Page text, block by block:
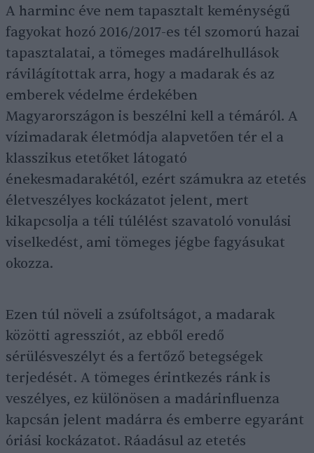
A harminc éve nem tapasztalt keménységű
fagyokat hozó 2016/2017-es tél szomorú hazai
tapasztalatai, a tömeges madárelhullások
rávilágítottak arra, hogy a madarak és az
emberek védelme érdekében
Magyarországon is beszélni kell a témáról. A
vízimadarak életmódja alapvetően tér el a
klasszikus etetőket látogató
énekesmadarakétól, ezért számukra az etetés
életveszélyes kockázatot jelent, mert
kikapcsolja a téli túlélést szavatoló vonulási
viselkedést, ami tömeges jégbe fagyásukat
okozza.
Ezen túl növeli a zsúfoltságot, a madarak
közötti agressziót, az ebből eredő
sérülésveszélyt és a fertőző betegségek
terjedését. A tömeges érintkezés ránk is
veszélyes, ez különösen a madárinfluenza
kapcsán jelent madárra és emberre egyaránt
óriási kockázatot. Ráadásul az etetés